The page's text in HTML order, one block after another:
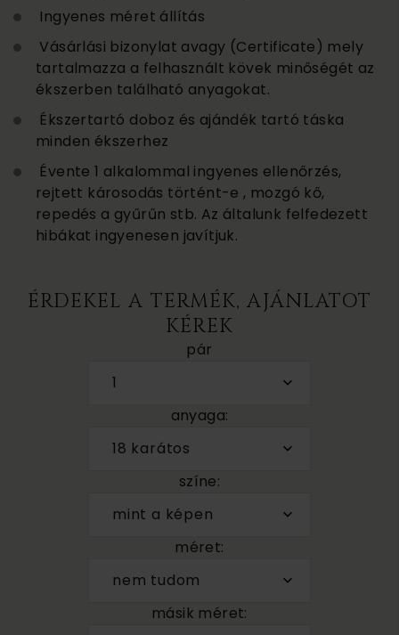
Ingyenes méret állítás
Vásárlási bizonylat avagy (Certificate) mely
tartalmazza a felhasznált kövek minőségét az
ékszerben található anyagokat.
Ékszertartó doboz és ajándék tartó táska
minden ékszerhez
Évente 1 alkalommal ingyenes ellenőrzés,
rejtett károsodás történt-e , mozgó kő,
repedés a gyűrűn stb. Az általunk felfedezett
hibákat ingyenesen javítjuk.
ÉRDEKEL A TERMÉK, AJÁNLATOT
KÉREK
pár
1
anyaga:
18 karátos
színe:
mint a képen
méret:
nem tudom
másik méret: